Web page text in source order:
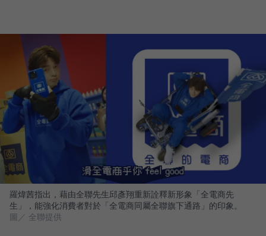
羅煒茜指出，藉由全聯先生邱彥翔重新詮釋新形象「全電商先
生」，能強化消費者對於「全電商同屬全聯旗下通路」的印象。
圖／ 全聯提供